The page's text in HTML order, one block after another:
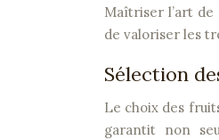
Maîtriser l’art de
de valoriser les
Sélection
Le choix des
garantit non